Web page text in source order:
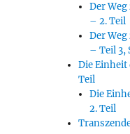
Der
– 2. Teil
Der
– Teil 3,
Die Einheit
Teil
Die
2. Teil